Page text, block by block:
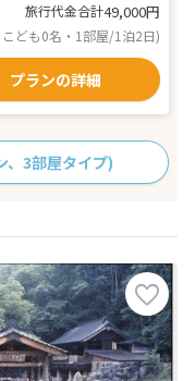
旅行代金合計49,000円
ども0名・1部屋/1泊2日)
プランの詳細
、3部屋タイプ)